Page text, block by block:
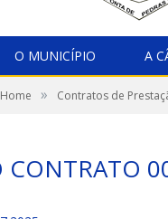
O MUNICÍPIO A
Home » Contratos de
CONTRATO